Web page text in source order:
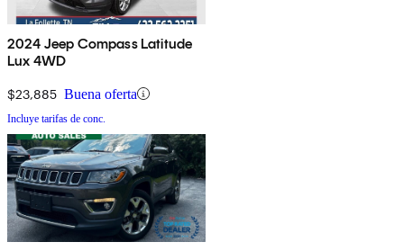
2024 Jeep Compass Latitude
Lux 4WD
$23,885 Buena oferta
Incluye tarifas de conc.